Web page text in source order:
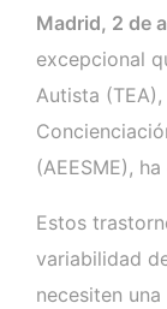
Madrid, 2 de
excepcional
Autista
(AEESME),
Estos
variabilidad
necesiten